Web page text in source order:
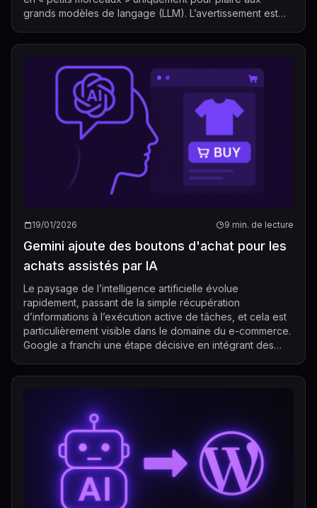
grands modèles de langage (LLM). L’avertissement est
19/01/2026 9 min. de lecture
Gemini ajoute des boutons d'achat pour les
achats assistés par IA
Le paysage de l’intelligence artificielle évolue
rapidement, passant de la simple récupération
d’informations à l’exécution active de tâches, et cela est
particulièrement visible dans le domaine du e-commerce.
Google a franchi une étape décisive en intégrant des